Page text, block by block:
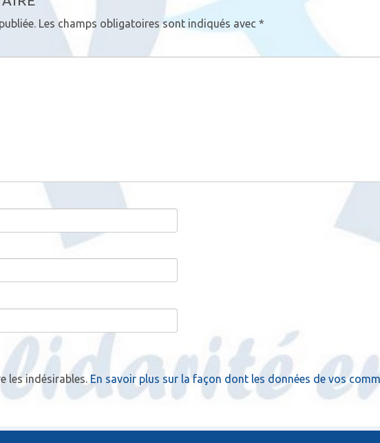
Les champs obligatoires sont indiqués avec *
les indésirables. En savoir plus sur la façon dont les données de vos